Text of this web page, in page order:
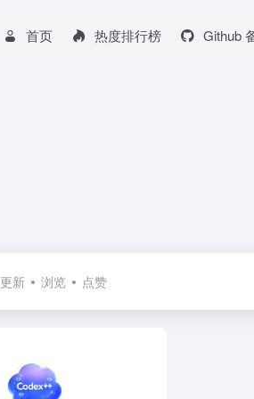
首页 热度排行榜 Github
更新 浏览 点赞